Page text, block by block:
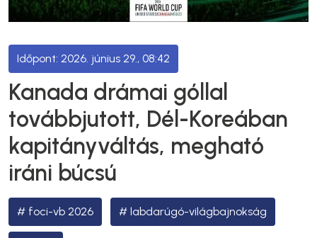
2026. június 29., 08:42
Kanada drámai góllal
továbbjutott, Dél-Koreában
kapitányváltás, megható
iráni búcsú
foci-vb 2026 labdarúgó-világbajnokság